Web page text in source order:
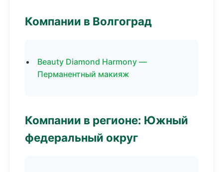
Компании в Волгоград
Beauty Diamond Harmony —
Перманентный макияж
Компании в регионе: Южный
федеральный округ